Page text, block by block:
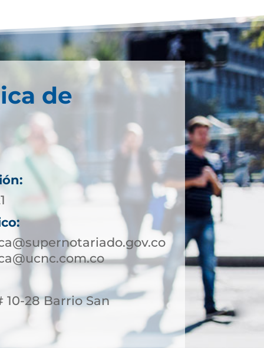
de
28 Barrio San